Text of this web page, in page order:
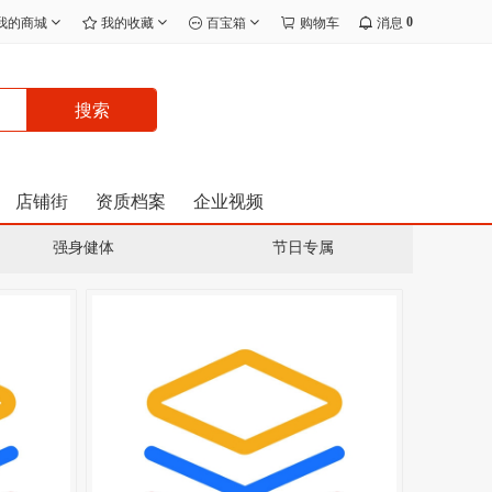
的商城 我的收藏 百宝箱 购物车 消息 0
搜索
店铺街 资质档案 企业视频
强身健体 节日专属